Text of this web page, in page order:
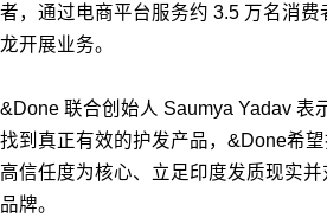
者，通过电商平台服务约 3.5 万名消费
龙开展业务。
&Done 联合创始人 Saumya Yadav 表
找到真正有效的护发产品，&Done希望
高信任度为核心、立足印度发质现实
品牌。